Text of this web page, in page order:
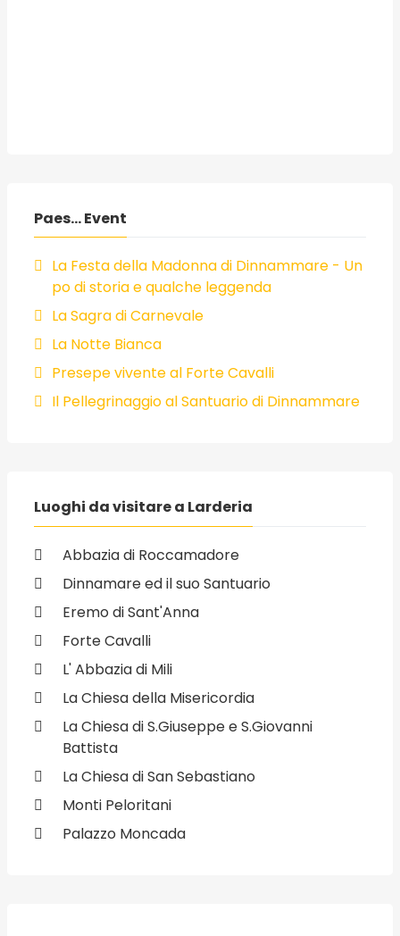
Paes... Event
La Festa della Madonna di Dinnammare - Un
po di storia e qualche leggenda
La Sagra di Carnevale
La Notte Bianca
Presepe vivente al Forte Cavalli
Il Pellegrinaggio al Santuario di Dinnammare
Luoghi da visitare a Larderia
Abbazia di Roccamadore
Dinnamare ed il suo Santuario
Eremo di Sant'Anna
Forte Cavalli
L' Abbazia di Mili
La Chiesa della Misericordia
La Chiesa di S.Giuseppe e S.Giovanni
Battista
La Chiesa di San Sebastiano
Monti Peloritani
Palazzo Moncada